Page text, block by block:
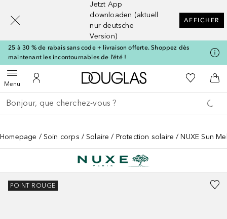
Jetzt App
downloaden (aktuell
nur deutsche
Version)
AFFICHER
25 à 30 % de rabais sans code + livraison offerte. Shoppez dès
maintenant les incontournables de l’été !
MenuOuvrir le menuVers Mon Compte
Vers l'accueil Douglas
Vers Ma
Retourner
Exécuter la recherche
Homepage Soin corps Solaire Protection solaire NUXE Sun
POINT ROUGE
[navigation.slideout.screenreader]